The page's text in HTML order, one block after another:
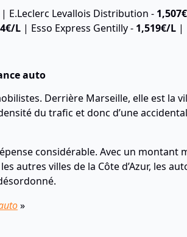
| E.Leclerc Levallois Distribution -
L | Esso Express Gentilly - 1,519€/L |
auto
Derrière Marseille, elle est la
du trafic et donc d’une
considérable. Avec un montant
autres villes de la Côte d’Azur, les
»